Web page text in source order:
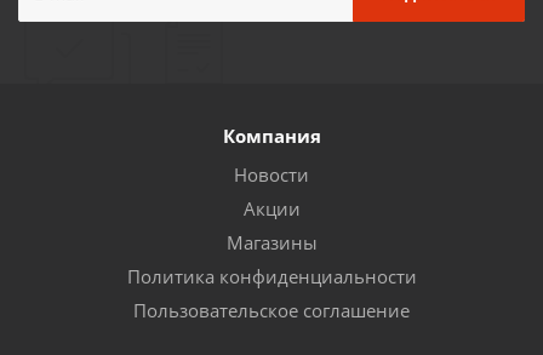
Компания
Новости
Акции
Магазины
Политика конфиденциальности
Пользовательское соглашение